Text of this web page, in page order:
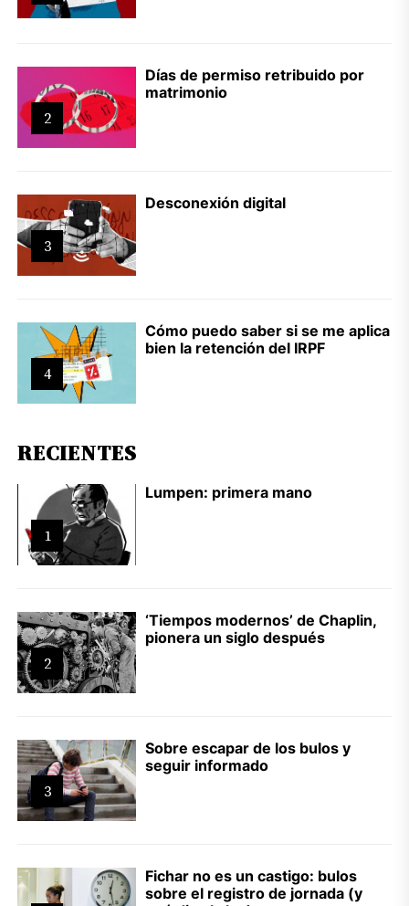
2
Días de permiso retribuido por
matrimonio
3
Desconexión digital
4
Cómo puedo saber si se me aplica
bien la retención del IRPF
RECIENTES
1
Lumpen: primera mano
2
‘Tiempos modernos’ de Chaplin,
pionera un siglo después
3
Sobre escapar de los bulos y
seguir informado
Fichar no es un castigo: bulos
sobre el registro de jornada (y